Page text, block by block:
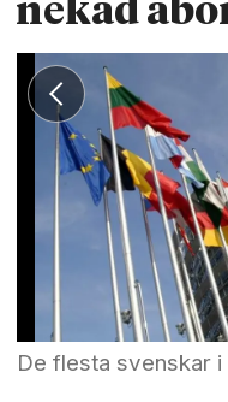
nekad
De flesta svenskar i Europaparlamentet har röstat för en resolution som menar att nekad abort är att likna vid tortyr och